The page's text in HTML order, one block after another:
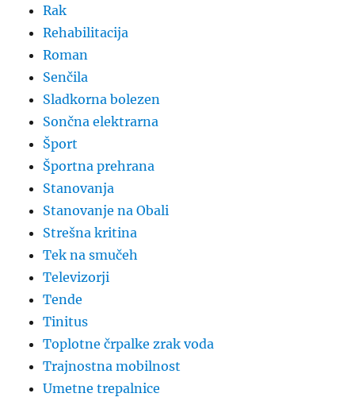
Rak
Rehabilitacija
Roman
Senčila
Sladkorna bolezen
Sončna elektrarna
Šport
Športna prehrana
Stanovanja
Stanovanje na Obali
Strešna kritina
Tek na smučeh
Televizorji
Tende
Tinitus
Toplotne črpalke zrak voda
Trajnostna mobilnost
Umetne trepalnice